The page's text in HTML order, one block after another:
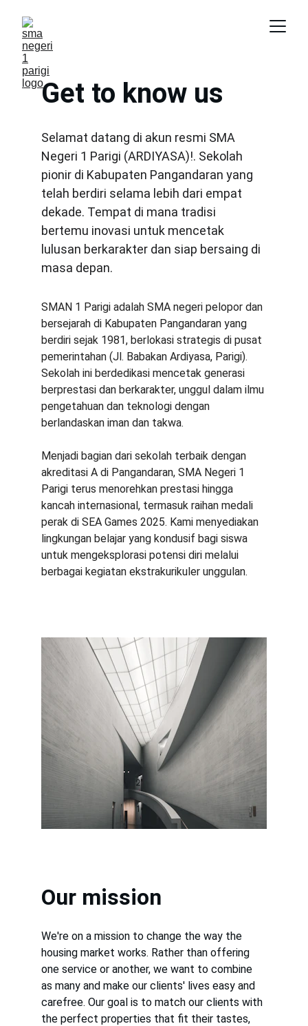
Get to know us
Selamat datang di akun resmi SMA
Negeri 1 Parigi (ARDIYASA)!. Sekolah
pionir di Kabupaten Pangandaran yang
telah berdiri selama lebih dari empat
dekade. Tempat di mana tradisi
bertemu inovasi untuk mencetak
lulusan berkarakter dan siap bersaing di
masa depan.
SMAN 1 Parigi adalah SMA negeri pelopor dan
bersejarah di Kabupaten Pangandaran yang
berdiri sejak 1981, berlokasi strategis di pusat
pemerintahan (Jl. Babakan Ardiyasa, Parigi).
Sekolah ini berdedikasi mencetak generasi
berprestasi dan berkarakter, unggul dalam ilmu
pengetahuan dan teknologi dengan
berlandaskan iman dan takwa.
Menjadi bagian dari sekolah terbaik dengan
akreditasi A di Pangandaran, SMA Negeri 1
Parigi terus menorehkan prestasi hingga
kancah internasional, termasuk raihan medali
perak di SEA Games 2025. Kami menyediakan
lingkungan belajar yang kondusif bagi siswa
untuk mengeksplorasi potensi diri melalui
berbagai kegiatan ekstrakurikuler unggulan.
Our mission
We're on a mission to change the way the
housing market works. Rather than offering
one service or another, we want to combine
as many and make our clients' lives easy and
carefree. Our goal is to match our clients with
the perfect properties that fit their tastes,